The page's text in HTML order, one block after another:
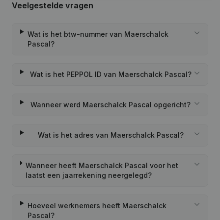
Veelgestelde vragen
Wat is het btw-nummer van Maerschalck
Pascal?
Wat is het PEPPOL ID van Maerschalck Pascal?
Wanneer werd Maerschalck Pascal opgericht?
Wat is het adres van Maerschalck Pascal?
Wanneer heeft Maerschalck Pascal voor het
laatst een jaarrekening neergelegd?
Hoeveel werknemers heeft Maerschalck
Pascal?